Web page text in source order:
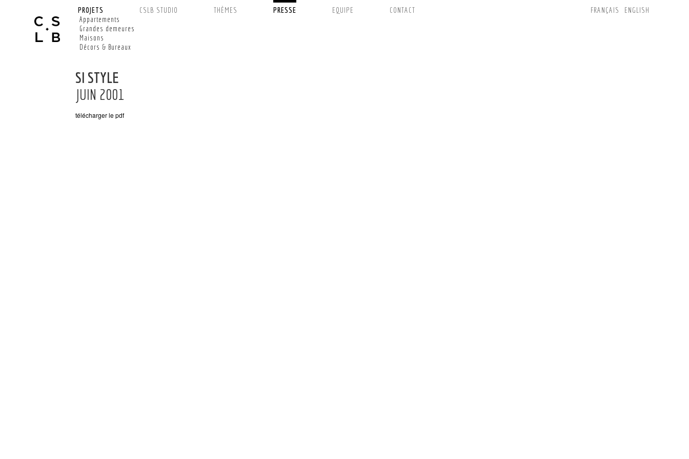
PROJETS
Appartements
Grandes demeures
Maisons
Décors & Bureaux
CSLB STUDIO THÈMES PRESSE EQUIPE CONTACT ENGLISH
FRANÇAIS
SI STYLE
JUIN 2001
télécharger le pdf